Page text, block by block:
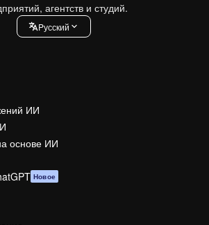
агентств и студий.
Pусский
ИИ
основе ИИ
Новое